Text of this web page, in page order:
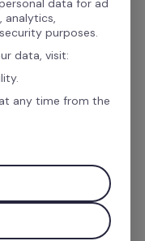
para
recursos visuais
dos
espera da
data for ad
analytics,
purposes.
data, visit:
any time from the